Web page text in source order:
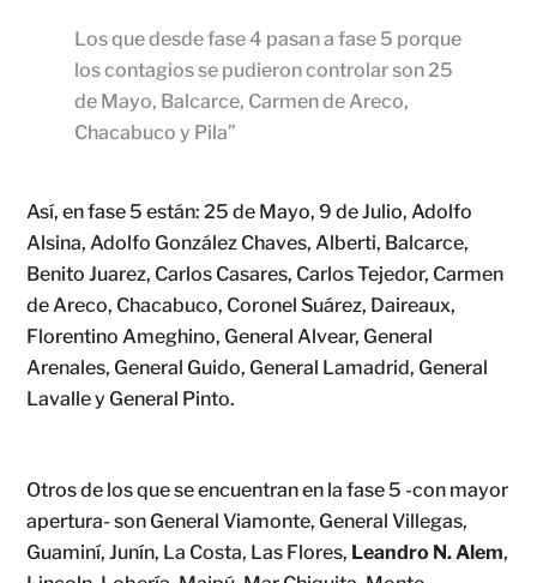
Los que desde fase 4 pasan a fase 5 porque
los contagios se pudieron controlar son 25
de Mayo, Balcarce, Carmen de Areco,
Chacabuco y Pila”
Así, en fase 5 están: 25 de Mayo, 9 de Julio, Adolfo
Alsina, Adolfo González Chaves, Alberti, Balcarce,
Benito Juarez, Carlos Casares, Carlos Tejedor, Carmen
de Areco, Chacabuco, Coronel Suárez, Daireaux,
Florentino Ameghino, General Alvear, General
Arenales, General Guido, General Lamadrid, General
Lavalle y General Pinto.
Otros de los que se encuentran en la fase 5 -con mayor
apertura- son General Viamonte, General Villegas,
Guaminí, Junín, La Costa, Las Flores, Leandro N. Alem,